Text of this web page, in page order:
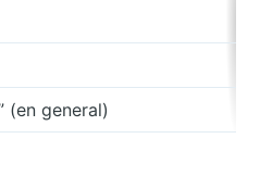
(en general)